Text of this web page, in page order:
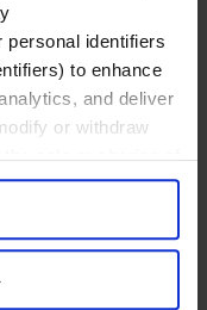
identifiers
to enhance
and deliver
or withdraw
sale or sharing of
clicking “Do Not
in the footer of
device and each
retention terms
ーダーシップ開発プ